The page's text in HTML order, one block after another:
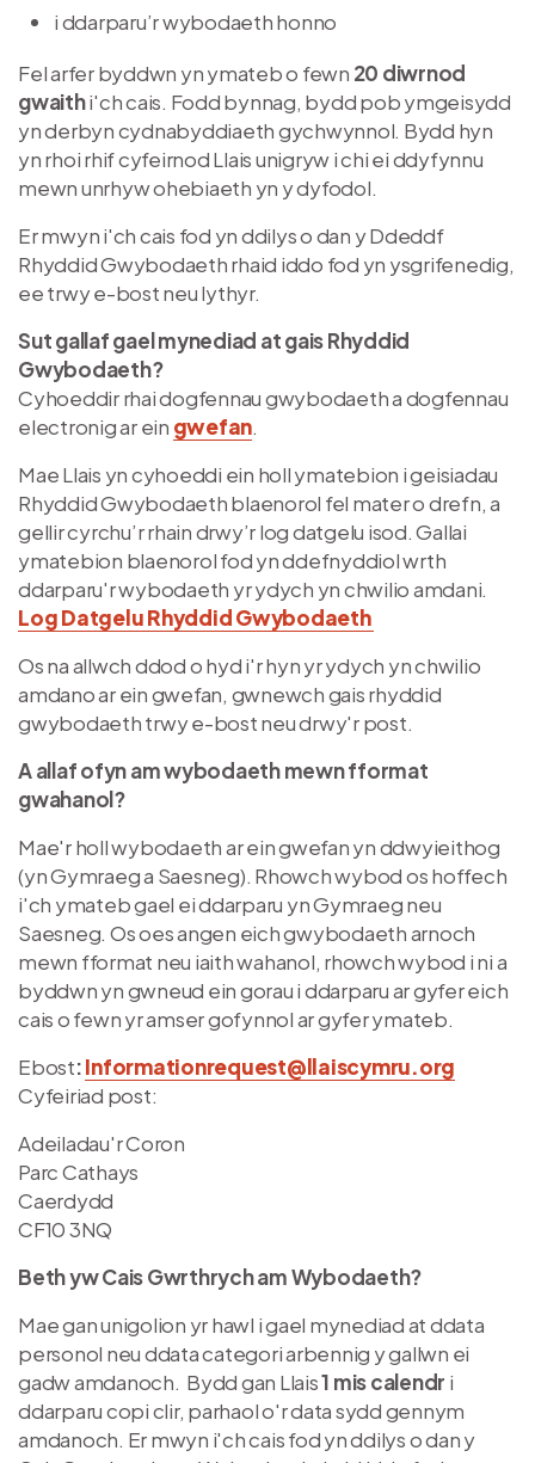
i ddarparu’r wybodaeth honno
Fel arfer byddwn yn ymateb o fewn 20 diwrnod
gwaithi'ch cais. Fodd bynnag, bydd pob ymgeisydd
yn derbyn cydnabyddiaeth gychwynnol. Bydd hyn
yn rhoi rhif cyfeirnod Llais unigryw i chi ei ddyfynnu
mewn unrhyw ohebiaeth yn y dyfodol.
Er mwyn i'ch cais fod yn ddilys o dan y Ddeddf
Rhyddid Gwybodaeth rhaid iddo fod yn ysgrifenedig,
ee trwy e-bost neu lythyr.
Sut gallaf gael mynediad at gais Rhyddid
Gwybodaeth?
Cyhoeddir rhai dogfennau gwybodaeth a dogfennau
electronig ar ein gwefan.
Mae Llais yn cyhoeddi ein holl ymatebion i geisiadau
Rhyddid Gwybodaeth blaenorol fel mater o drefn, a
gellir cyrchu’r rhain drwy’r log datgelu isod. Gallai
ymatebion blaenorol fod yn ddefnyddiol wrth
ddarparu'r wybodaeth yr ydych yn chwilio amdani.
Log Datgelu Rhyddid Gwybodaeth
Os na allwch ddod o hyd i'r hyn yr ydych yn chwilio
amdano ar ein gwefan, gwnewch gais rhyddid
gwybodaeth trwy e-bost neu drwy'r post.
A allaf ofyn am wybodaeth mewn fformat
gwahanol?
Mae'r holl wybodaeth ar ein gwefan yn ddwyieithog
(yn Gymraeg a Saesneg). Rhowch wybod os hoffech
i'ch ymateb gael ei ddarparu yn Gymraeg neu
Saesneg. Os oes angen eich gwybodaeth arnoch
mewn fformat neu iaith wahanol, rhowch wybod i ni a
byddwn yn gwneud ein gorau i ddarparu ar gyfer eich
cais o fewn yr amser gofynnol ar gyfer ymateb.
Ebost:Informationrequest@llaiscymru.org
Cyfeiriad post:
Adeiladau'r Coron
Parc Cathays
Caerdydd
CF10 3NQ
Beth yw Cais Gwrthrych am Wybodaeth?
Mae gan unigolion yr hawl i gael mynediad at ddata
personol neu ddata categori arbennig y gallwn ei
gadw amdanoch. Bydd gan Llais1 mis calendr i
ddarparu copi clir, parhaol o'r data sydd gennym
amdanoch. Er mwyn i'ch cais fod yn ddilys o dan y